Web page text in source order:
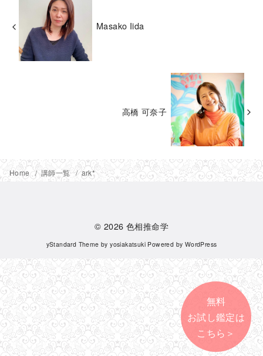
Masako Iida
高橋 可奈子
Home 講師一覧 ark*
© 2026 色相推命学
yStandard Theme byyosiakatsuki Powered by WordPress
無料
お試し鑑定は
こちら＞